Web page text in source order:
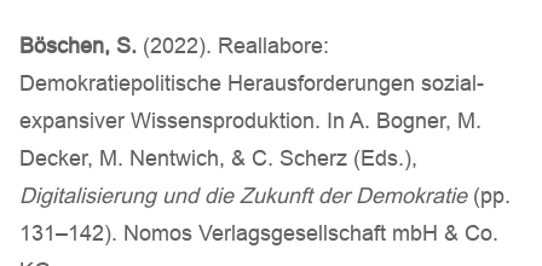
Böschen, S. (2022). Reallabore:
Demokratiepolitische Herausforderungen sozial-
expansiver Wissensproduktion. In A. Bogner, M.
Decker, M. Nentwich, & C. Scherz (Eds.),
Digitalisierung und die Zukunft der Demokratie(pp.
131–142). Nomos Verlagsgesellschaft mbH & Co.